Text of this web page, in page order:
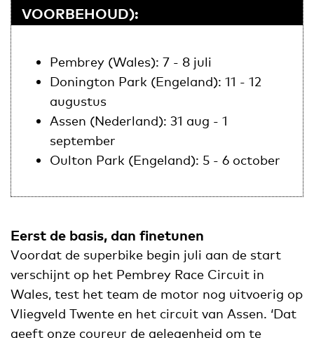
VOORBEHOUD):
Pembrey (Wales): 7 - 8 juli
Donington Park (Engeland): 11 - 12
augustus
Assen (Nederland): 31 aug - 1
september
Oulton Park (Engeland): 5 - 6 october
Eerst de basis, dan finetunen
Voordat de superbike begin juli aan de start
verschijnt op het Pembrey Race Circuit in
Wales, test het team de motor nog uitvoerig op
Vliegveld Twente en het circuit van Assen. ‘Dat
geeft onze coureur de gelegenheid om te